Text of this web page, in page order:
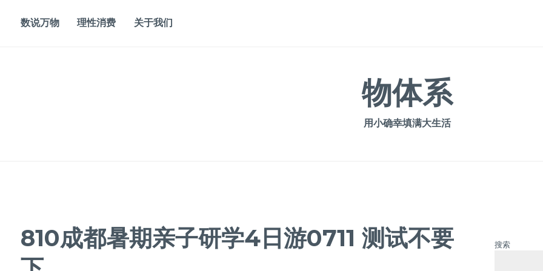
数说万物 理性消费 关于我们
物体系
用小确幸填满大生活
810成都暑期亲子研学4日游0711 测试不要
搜索